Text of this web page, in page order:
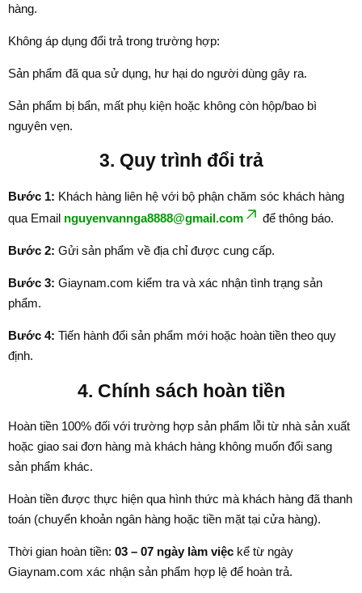
hàng.
Không áp dụng đổi trả trong trường hợp:
Sản phẩm đã qua sử dụng, hư hại do người dùng gây ra.
Sản phẩm bị bẩn, mất phụ kiện hoặc không còn hộp/bao bì
nguyên vẹn.
3. Quy trình đổi trả
Bước 1: Khách hàng liên hệ với bộ phận chăm sóc khách hàng
qua Email nguyenvannga8888@gmail.com để thông báo.
Bước 2: Gửi sản phẩm về địa chỉ được cung cấp.
Bước 3: Giaynam.com kiểm tra và xác nhận tình trạng sản
phẩm.
Bước 4: Tiến hành đổi sản phẩm mới hoặc hoàn tiền theo quy
định.
4. Chính sách hoàn tiền
Hoàn tiền 100% đối với trường hợp sản phẩm lỗi từ nhà sản xuất
hoặc giao sai đơn hàng mà khách hàng không muốn đổi sang
sản phẩm khác.
Hoàn tiền được thực hiện qua hình thức mà khách hàng đã thanh
toán (chuyển khoản ngân hàng hoặc tiền mặt tại cửa hàng).
Thời gian hoàn tiền: 03 – 07 ngày làm việc kể từ ngày
Giaynam.com xác nhận sản phẩm hợp lệ để hoàn trả.